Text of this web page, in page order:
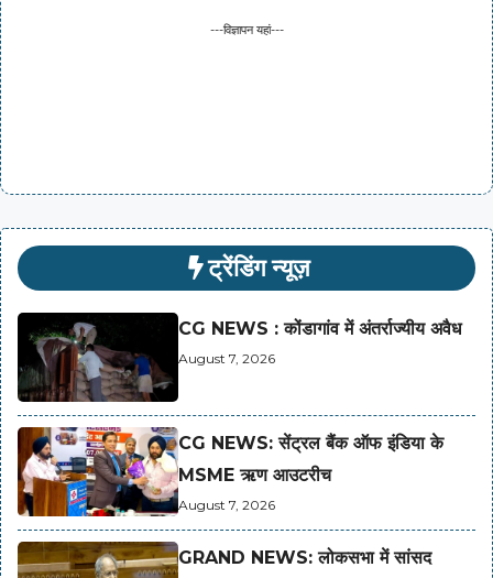
---विज्ञापन यहां---
ट्रेंडिंग न्यूज़
CG NEWS : कोंडागांव में अंतर्राज्यीय अवैध
August 7, 2026
CG NEWS: सेंट्रल बैंक ऑफ इंडिया के
MSME ऋण आउटरीच
August 7, 2026
GRAND NEWS: लोकसभा में सांसद